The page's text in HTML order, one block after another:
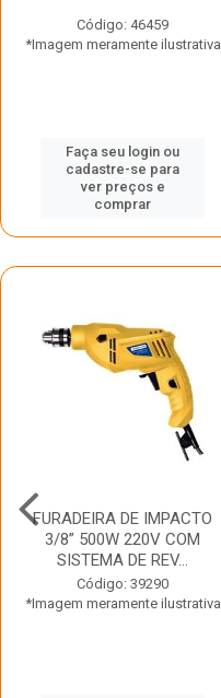
Código: 46459
*Imagem meramente ilustrativa
Faça seu login ou
cadastre-se para
ver preços e
comprar
FURADEIRA DE IMPACTO
3/8” 500W 220V COM
SISTEMA DE REV...
Código: 39290
*Imagem meramente ilustrativa